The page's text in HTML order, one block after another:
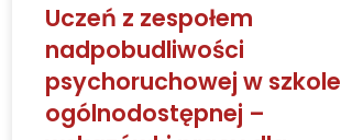
Uczeń z zespołem
nadpobudliwości
psychoruchowej w szkole
ogólnodostępnej –